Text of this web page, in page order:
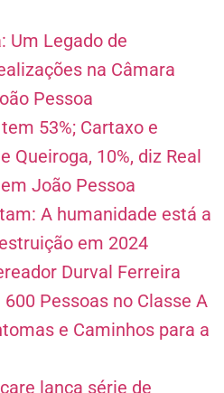
Um Legado de
na Câmara
Pessoa
53%; Cartaxo e
Queiroga, 10%, diz Real
João Pessoa
A humanidade está a
em 2024
Durval Ferreira
600 Pessoas no Classe A
e Caminhos para a
lança série de